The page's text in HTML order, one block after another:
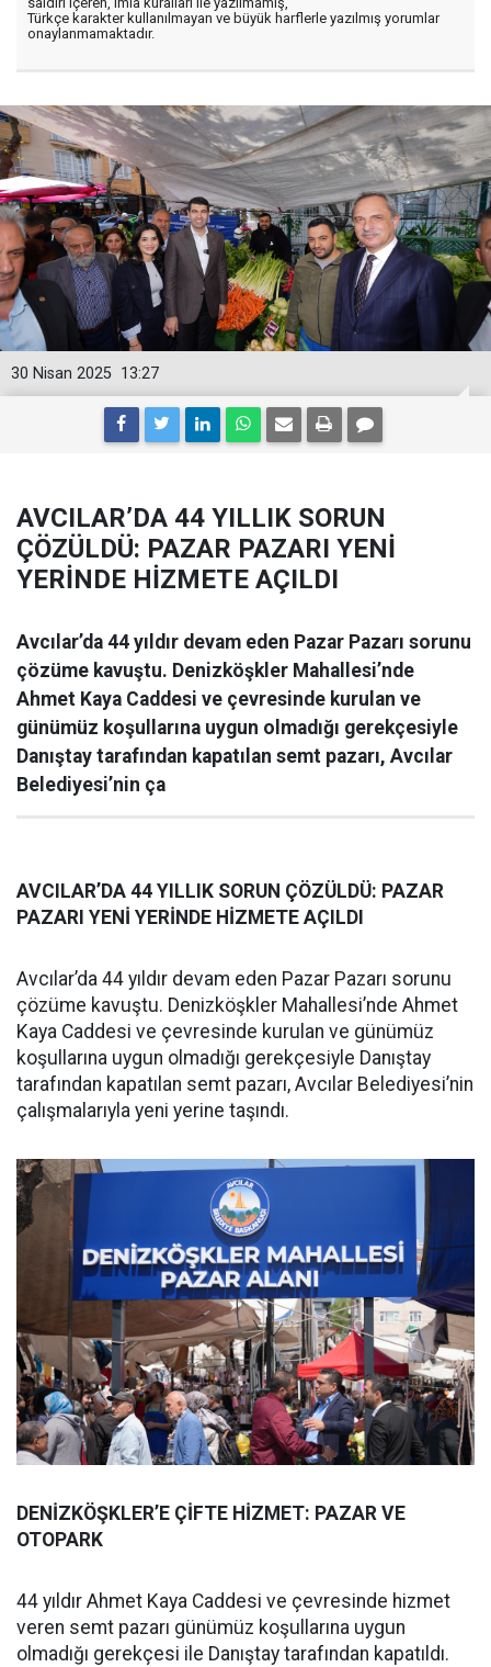
Türkçe karakter kullanılmayan ve büyük harflerle yazılmış yorumlar
onaylanmamaktadır.
13:27
30 Nisan 2025
AVCILAR’DA 44 YILLIK SORUN
ÇÖZÜLDÜ: PAZAR PAZARI YENİ
YERİNDE HİZMETE AÇILDI
Avcılar’da 44 yıldır devam eden Pazar Pazarı sorunu
çözüme kavuştu. Denizköşkler Mahallesi’nde
Ahmet Kaya Caddesi ve çevresinde kurulan ve
günümüz koşullarına uygun olmadığı gerekçesiyle
Danıştay tarafından kapatılan semt pazarı, Avcılar
Belediyesi’nin ça
AVCILAR’DA 44 YILLIK SORUN ÇÖZÜLDÜ: PAZAR
PAZARI YENİ YERİNDE HİZMETE AÇILDI
Avcılar’da 44 yıldır devam eden Pazar Pazarı sorunu
çözüme kavuştu. Denizköşkler Mahallesi’nde Ahmet
Kaya Caddesi ve çevresinde kurulan ve günümüz
koşullarına uygun olmadığı gerekçesiyle Danıştay
tarafından kapatılan semt pazarı, Avcılar Belediyesi’nin
çalışmalarıyla yeni yerine taşındı.
DENİZKÖŞKLER’E ÇİFTE HİZMET: PAZAR VE
OTOPARK
44 yıldır Ahmet Kaya Caddesi ve çevresinde hizmet
veren semt pazarı günümüz koşullarına uygun
olmadığı gerekçesi ile Danıştay tarafından kapatıldı.